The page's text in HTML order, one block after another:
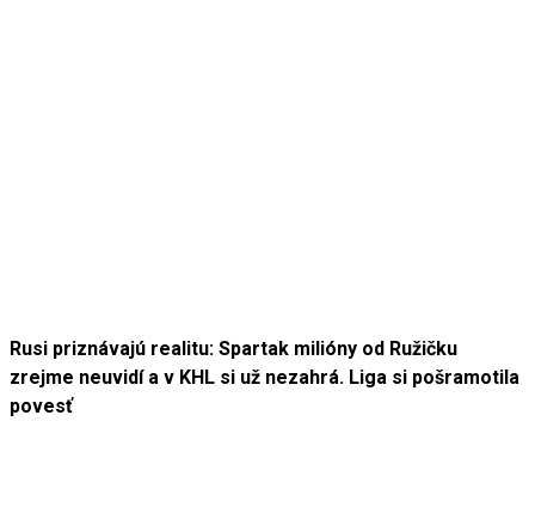
Rusi priznávajú realitu: Spartak milióny od Ružičku
zrejme neuvidí a v KHL si už nezahrá. Liga si pošramotila
povesť